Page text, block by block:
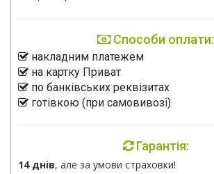
Способи оплати:
накладним платежем
на картку Приват
по банківських реквізитах
готівкою (при самовивозі)
Гарантія:
14 днів, але за умови страховки!